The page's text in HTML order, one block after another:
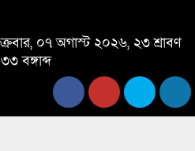
০৭ অগাস্ট ২০২৬, ২৩ শ্রাবণ
বঙ্গাব্দ